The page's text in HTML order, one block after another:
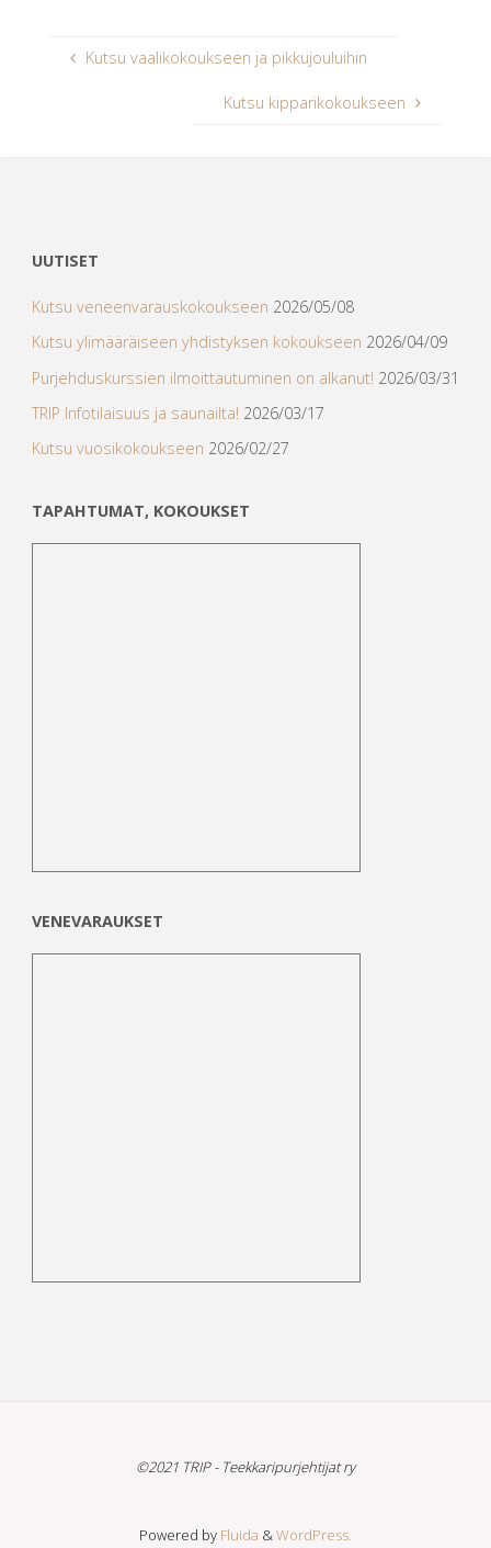
Kutsu vaalikokoukseen ja pikkujouluihin
Kutsu kipparikokoukseen
UUTISET
Kutsu veneenvarauskokoukseen 2026/05/08
Kutsu ylimääräiseen yhdistyksen kokoukseen 2026/04/09
Purjehduskurssien ilmoittautuminen on alkanut! 2026/03/31
TRIP Infotilaisuus ja saunailta! 2026/03/17
Kutsu vuosikokoukseen 2026/02/27
TAPAHTUMAT, KOKOUKSET
VENEVARAUKSET
©2021 TRIP - Teekkaripurjehtijat ry
Powered by Fluida &WordPress.